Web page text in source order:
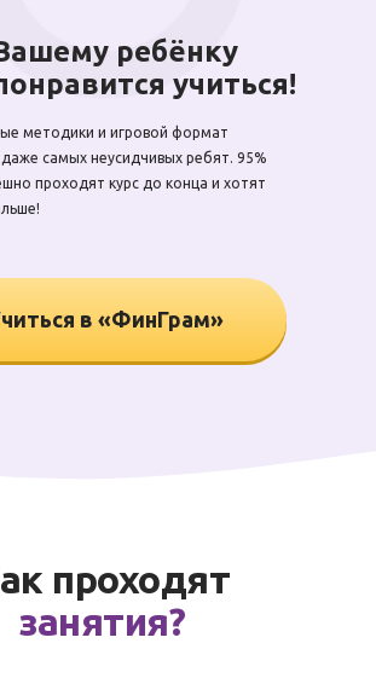
в «ФинГрам»
методики и игровой формат
самых неусидчивых ребят. 95%
проходят курс до конца и хотят
ребёнку
учиться!
проходят
занятия?